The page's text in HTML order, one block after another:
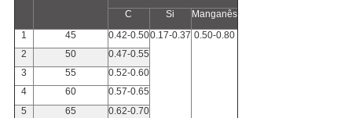
C
Si
Manganês
1
45 0.42-0.500.17-0.37 0.50-0.80
2
50
0.47-0.55
3
55
0.52-0.60
4
60
0.57-0.65
5
65
0.62-0.70